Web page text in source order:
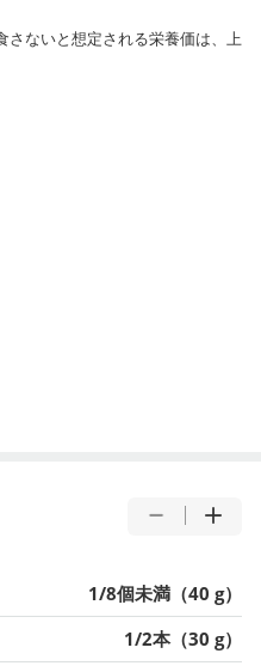
さないと想定される栄養価は、上
1/8個未満（40 g）
1/2本（30 g）